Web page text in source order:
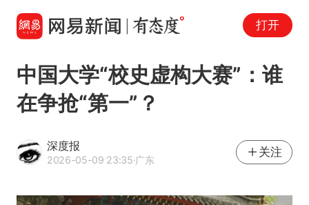
打开
中国大学“校史虚构大赛”：谁
在争抢“第一”？
深度报
2026-05-09 23:35·广东
关注